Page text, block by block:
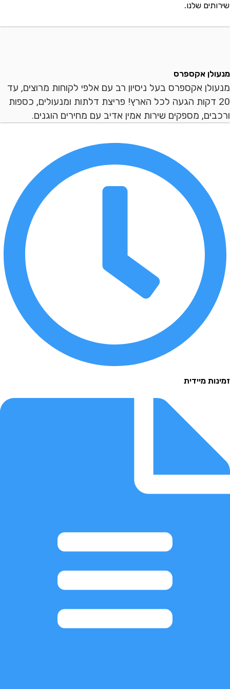
שלנו.
אקספרס
אקספרס בעל ניסיון רב עם אלפי לקוחות מרוצים, עד
דקות הגעה לכל הארץ! פריצת דלתות ומנעולים, כספות
מספקים שירות אמין אדיב עם מחירים הוגנים.
מיידית